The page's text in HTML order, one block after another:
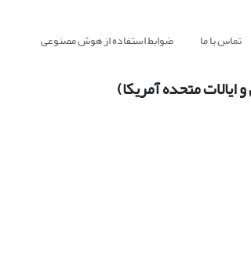
تماس با ما ضوابط استفاده از هوش مصنوعی
متحده آمریکا)